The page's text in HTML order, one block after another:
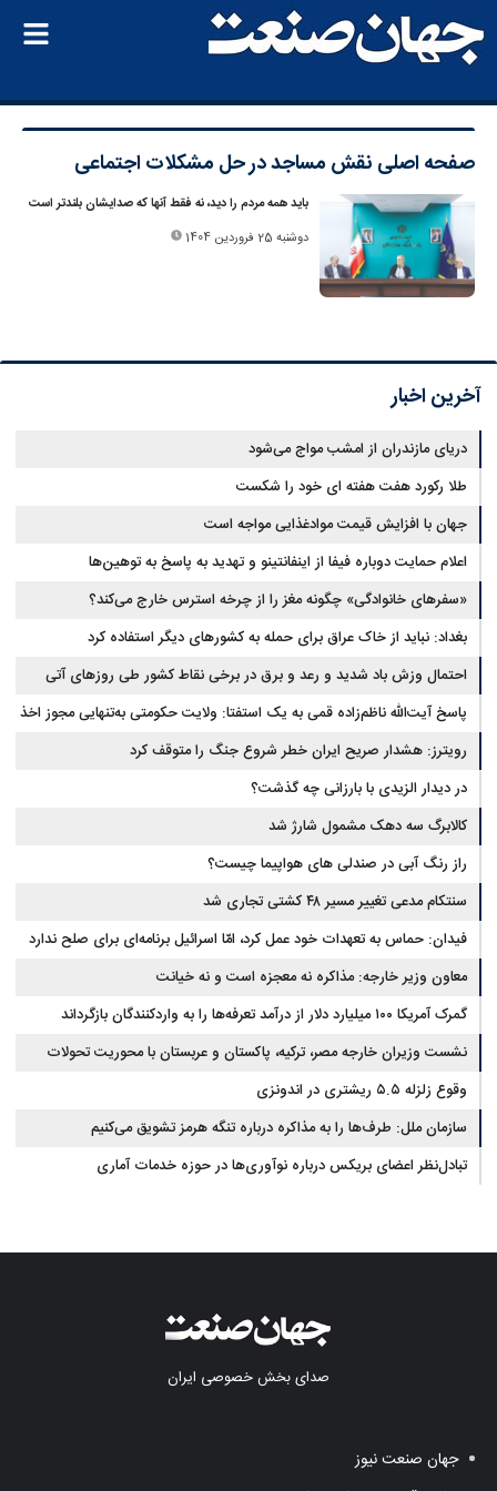
صفحه اصلی نقش مساجد در حل مشکلات اجتماعی
باید همه مردم را دید، نه فقط آنها که صدایشان بلندتر است
دوشنبه 25 فروردین 1404
آخرین اخبار
دریای مازندران از امشب مواج می‌شود
طلا رکورد هفت هفته ای خود را شکست
جهان با افزایش قیمت موادغذایی مواجه است
اعلام حمایت دوباره فیفا از اینفانتینو و تهدید به پاسخ به توهین‌ها
«سفرهای خانوادگی» چگونه مغز را از چرخه استرس خارج می‌کند؟
بغداد: نباید از خاک عراق برای حمله به کشورهای دیگر استفاده کرد
احتمال وزش باد شدید و رعد و برق در برخی نقاط کشور طی روزهای آتی
پاسخ آیت‌الله ناظم‌زاده قمی به یک استفتا: ولایت حکومتی به‌تنهایی مجوز اخذ
وجوهات شرعیه نیست
رویترز: هشدار صریح ایران خطر شروع جنگ را متوقف کرد
در دیدار الزیدی با بارزانی چه گذشت؟
کالابرگ سه دهک مشمول شارژ شد
راز رنگ آبی در صندلی های هواپیما چیست؟
سنتکام مدعی تغییر مسیر ۴۸ کشتی تجاری شد
فیدان: حماس به تعهدات خود عمل کرد، امّا اسرائیل برنامه‌ای برای صلح ندارد
معاون وزیر خارجه: مذاکره نه معجزه است و نه خیانت
گمرک آمریکا ۱۰۰ میلیارد دلار از درآمد تعرفه‌ها را به واردکنندگان بازگرداند
نشست وزیران خارجه مصر، ترکیه، پاکستان و عربستان با محوریت تحولات
منطقه
وقوع زلزله ۵.۵ ریشتری در اندونزی
سازمان ملل: طرف‌ها را به مذاکره درباره تنگه هرمز تشویق می‌کنیم
تبادل‌نظر اعضای بریکس درباره نوآوری‌ها در حوزه خدمات آماری
صدای بخش خصوصی ایران
جهان صنعت نیوز